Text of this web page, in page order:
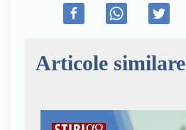
Articole similare